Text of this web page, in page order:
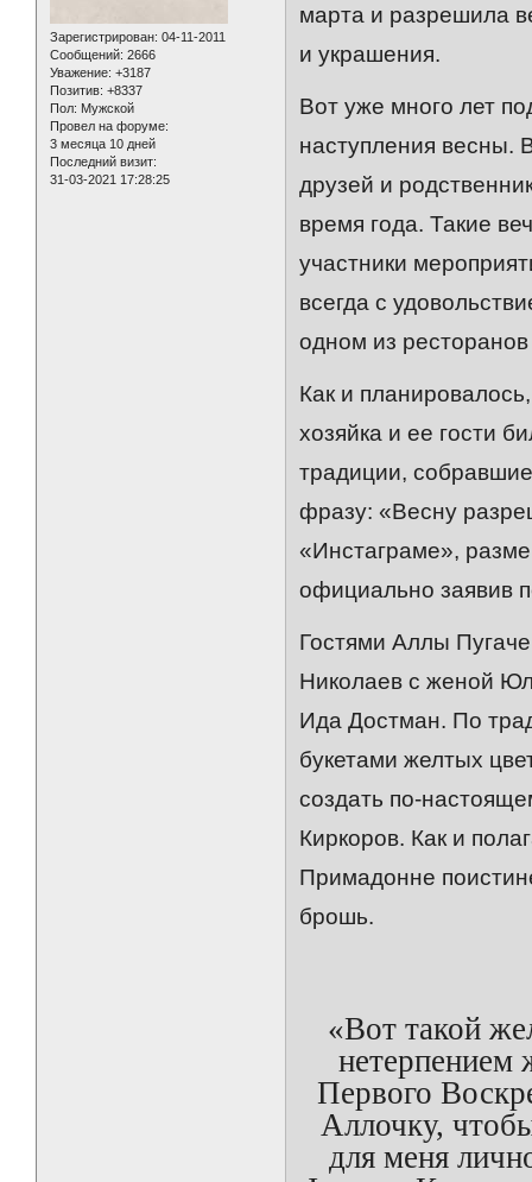
Зарегистрирован: 04-11-2011
Сообщений: 2666
Уважение: +3187
Позитив: +8337
Пол: Мужской
Провел на форуме:
3 месяца 10 дней
Последний визит:
31-03-2021 17:28:25
марта и разрешила
и украшения.
Вот уже много лет
наступления весны.
друзей и
время года. Такие
участники
всегда с
одном из
Как и
хозяйка и ее гости
традиции,
фразу: «Весну
«Инстаграме»,
официально заявив
Гостями Аллы
Николаев с женой
Ида Достман. По
букетами желтых
создать по-
Киркоров. Как и
Примадонне
брошь.
«Вот такой
нетерпением
Первого
Аллочку,
для меня